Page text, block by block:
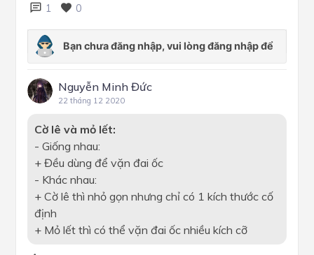
1 0
Nguyễn Minh Đức
22 tháng 12 2020
Cờ lê và mỏ lết:
- Giống nhau:
+ Đều dùng để vặn đai ốc
- Khác nhau:
+ Cờ lê thì nhỏ gọn nhưng chỉ có 1 kích thước cố
định
+ Mỏ lết thì có thể vặn đai ốc nhiều kích cỡ